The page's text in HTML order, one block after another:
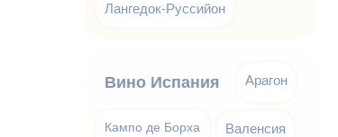
Лангедок-Руссийон
Вино Испания Арагон
Кампо де Борха Валенсия